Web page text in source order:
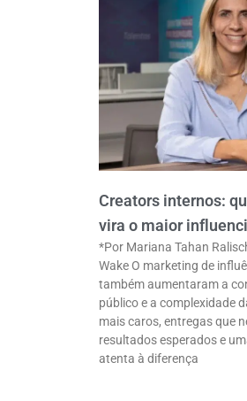
Creators internos:
vira o maior
*Por Mariana Tahan
Wake O marketing de
também aumentaram a
público e a complexidade
mais caros, entregas que
resultados esperados e
atenta à diferença